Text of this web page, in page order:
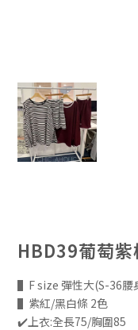
HBD39葡萄
▌F size 彈性大(S-36腰
▌紫紅/黑白條 2色
✔️上衣:全長75/胸圍85